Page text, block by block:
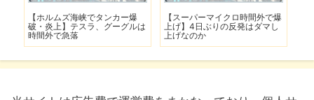
【ホルムズ海峡でタンカー爆
破・炎上】テスラ、グーグルは
時間外で急落
【スーパーマイクロ時間外で爆
上げ】4日ぶりの反発はダマし
上げなのか